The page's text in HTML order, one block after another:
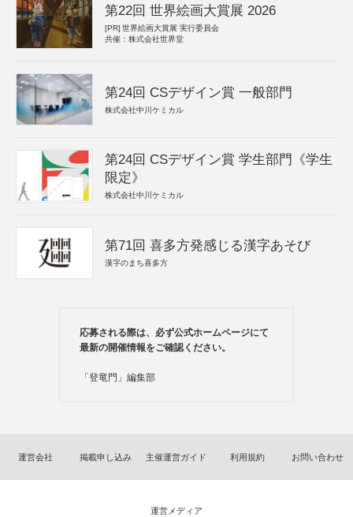
第22回 世界絵画大賞展 2026
[PR] 世界絵画大賞展 実行委員会
共催：株式会社世界堂
第24回 CSデザイン賞 一般部門
株式会社中川ケミカル
第24回 CSデザイン賞 学生部門《学生
限定》
株式会社中川ケミカル
第71回 喜多方発感じる漢字あそび
漢字のまち喜多方
応募される際は、必ず公式ホームページにて
最新の開催情報をご確認ください。
「登竜門」編集部
運営会社 掲載申し込み 主催運営ガイド 利用規約 お問い合わせ
運営メディア